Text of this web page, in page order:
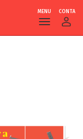
CONTA
MENU